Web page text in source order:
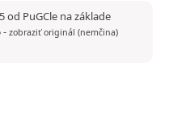
od PuGCle na základe
- zobraziť originál (nemčina)